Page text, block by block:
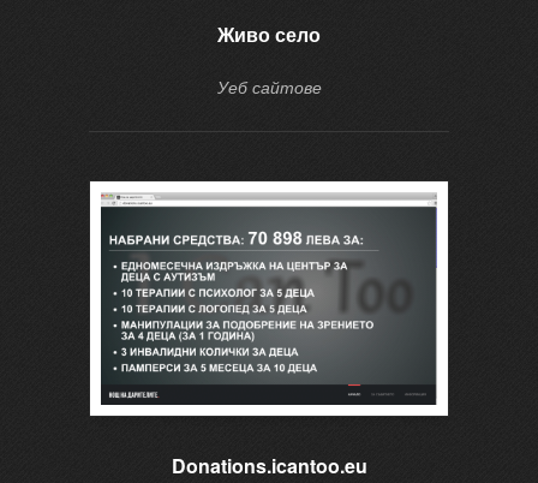
Живо село
Уеб сайтове
Donations.icantoo.eu